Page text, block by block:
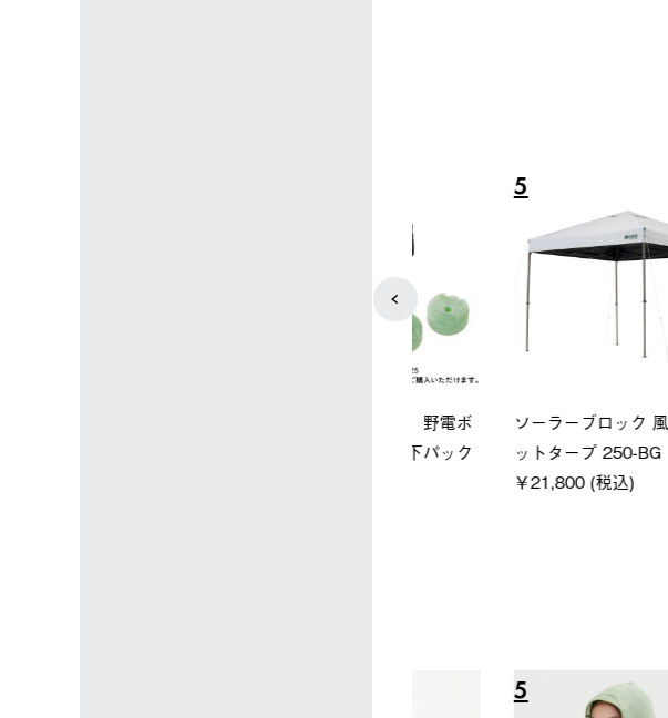
ソーラーブロック 風抜きQセ
ットタープ 250-BG
￥21,800 (税込)